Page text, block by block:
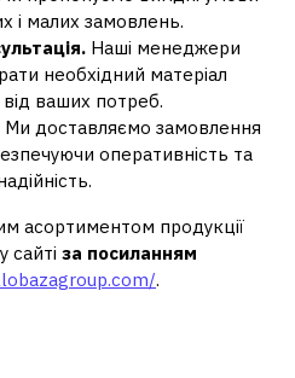
і малих замовлень.
Наші менеджери
необхідний матеріал
ваших потреб.
Ми доставляємо замовлення
оперативність та
асортиментом продукції
за посиланням
.